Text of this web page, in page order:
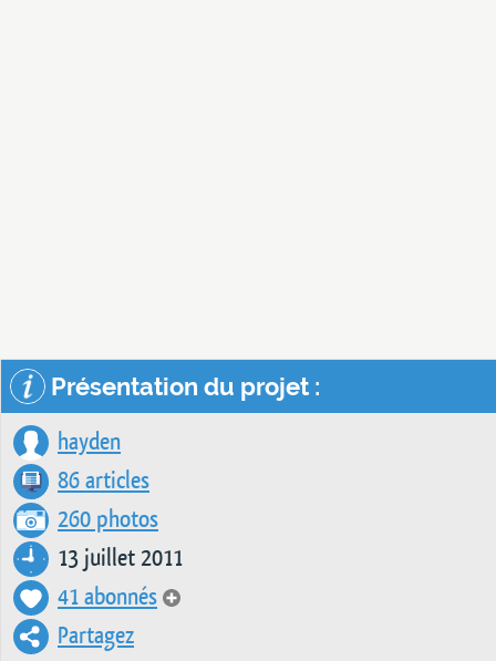
Présentation du projet :
hayden
86 articles
260 photos
13 juillet 2011
41 abonnés
Partagez